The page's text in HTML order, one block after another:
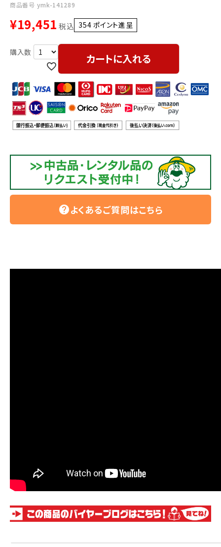
FAXでのご注文
0739-72-4532
商品番号 ymk-141289
¥19,451 税込 354 ポイント進呈 ]
カートに入れる
helpよくあるご質問はこちら